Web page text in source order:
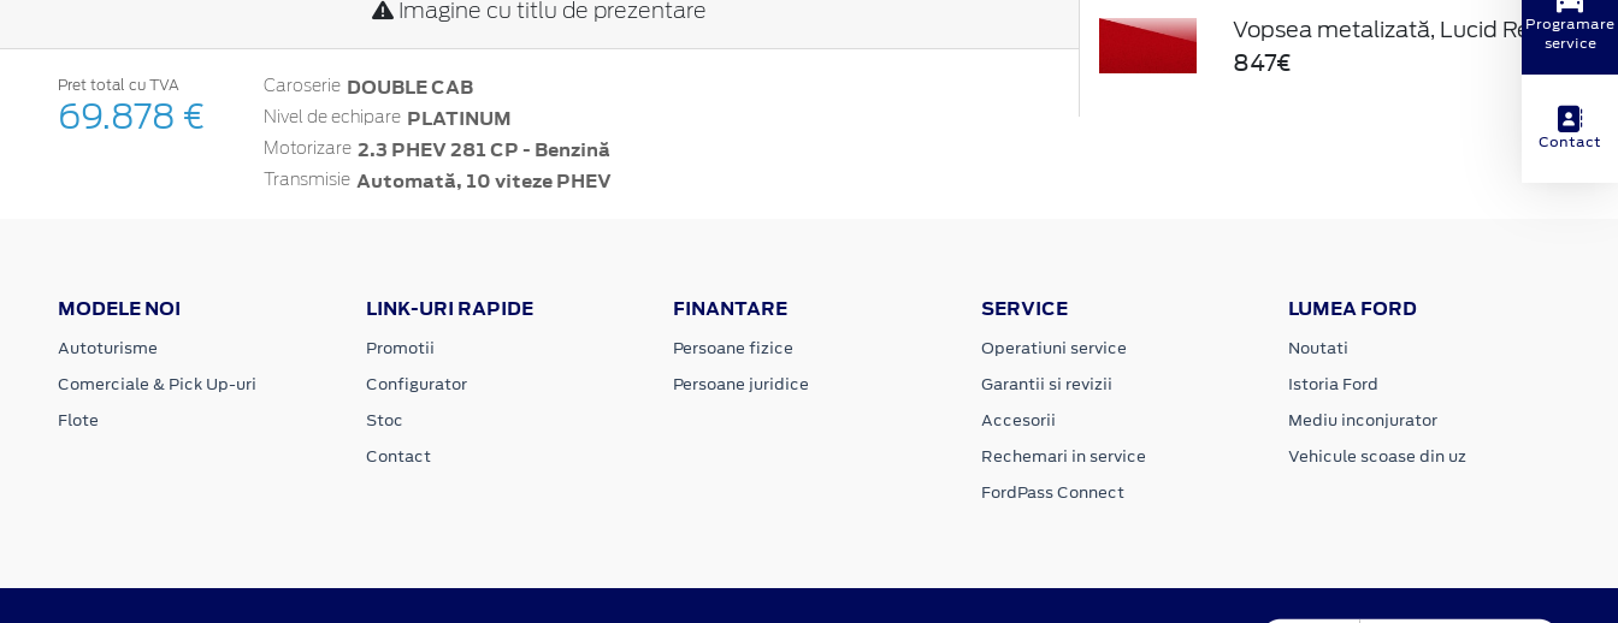
Imagine cu titlu de prezentare
Pret total cu TVA
69.878 €
Caroserie DOUBLE CAB
Nivel de echipare PLATINUM
Motorizare 2.3 PHEV 281 CP - Benzină
Transmisie Automată, 10 viteze PHEV
Vopsea metalizată, Lucid Red
847€
MODELE NOI
Autoturisme
Comerciale & Pick Up-uri
Flote
LINK-URI RAPIDE
Promotii
Configurator
Stoc
Contact
FINANTARE
Persoane fizice
Persoane juridice
SERVICE
Operatiuni service
Garantii si revizii
Accesorii
Rechemari in service
FordPass Connect
LUMEA FORD
Noutati
Istoria Ford
Mediu inconjurator
Vehicule scoase din uz
Programare
service
Contact